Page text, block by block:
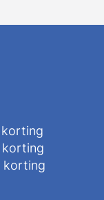
korting
korting
korting